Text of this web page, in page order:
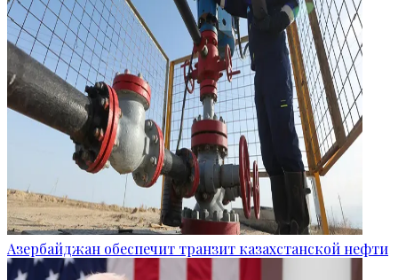
Азербайджан обеспечит транзит казахстанской нефти